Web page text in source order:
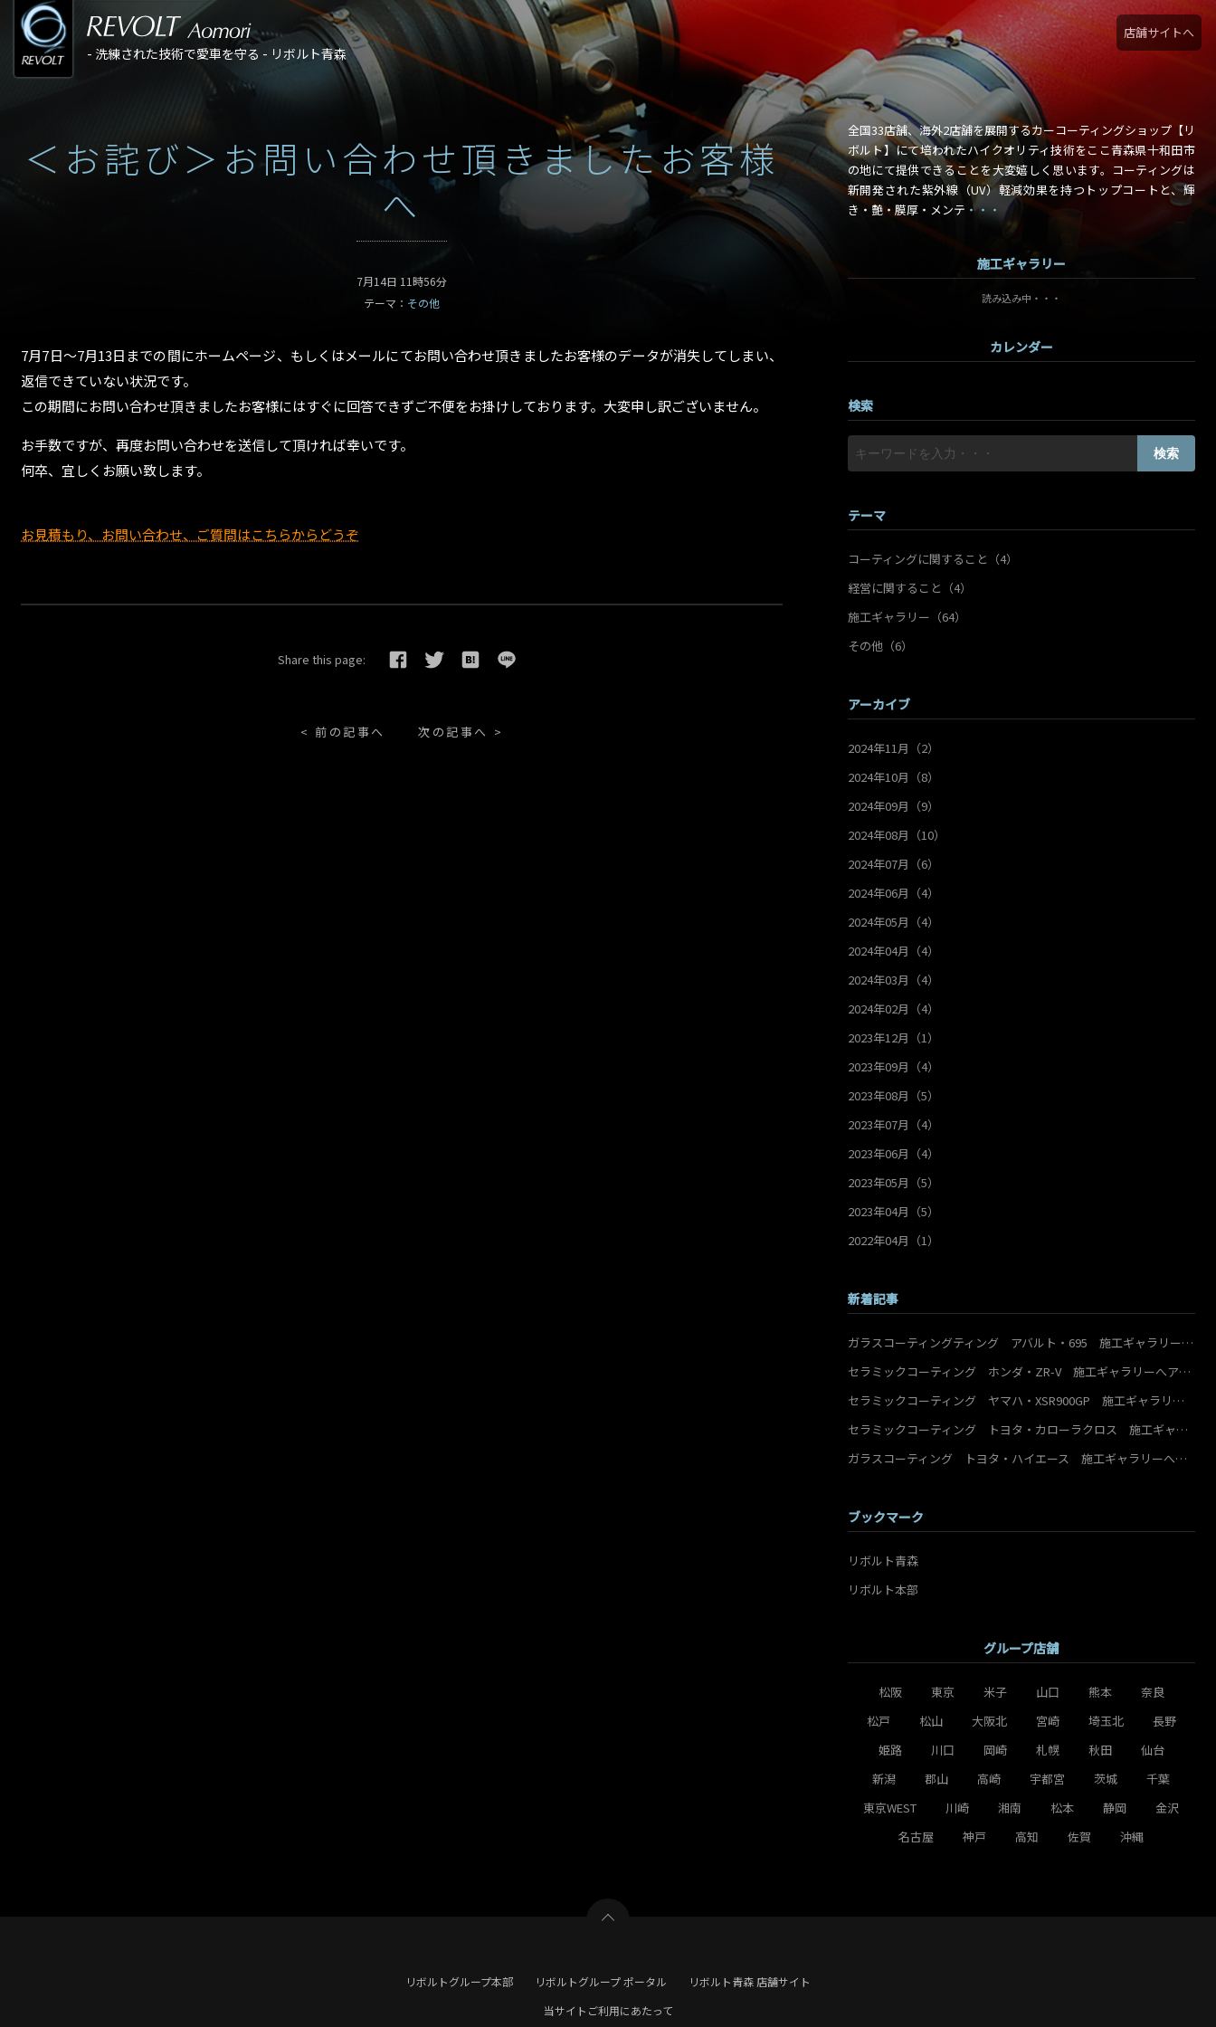
- 洗練された技術で愛車を守る - リボルト青森
＜お詫び＞お問い合わせ頂きましたお客様
へ
7月14日 11時56分
テーマ： その他
7月7日～7月13日までの間にホームページ、もしくはメールにてお問い合わせ頂きましたお客様のデータが消失してしまい、
返信できていない状況です。
この期間にお問い合わせ頂きましたお客様にはすぐに回答できずご不便をお掛けしております。大変申し訳ございません。
お手数ですが、再度お問い合わせを送信して頂ければ幸いです。
何卒、宜しくお願い致します。
お見積もり、お問い合わせ、ご質問はこちらからどうぞ
Share this page:
< 前の記事へ 次の記事へ >
店舗サイトへ
全国33店舗、海外2店舗を展開するカーコーティングショップ【リ
ボルト】にて培われたハイクオリティ技術をここ青森県十和田市
の地にて提供できることを大変嬉しく思います。コーティングは
新開発された紫外線（UV）軽減効果を持つトップコートと、輝
き・艶・膜厚・メンテ ・・・
施工ギャラリー
読み込み中・・・
カレンダー
検索
検索
テーマ
コーティングに関すること（4）
経営に関すること（4）
施工ギャラリー（64）
その他（6）
アーカイブ
2024年11月（2）
2024年10月（8）
2024年09月（9）
2024年08月（10）
2024年07月（6）
2024年06月（4）
2024年05月（4）
2024年04月（4）
2024年03月（4）
2024年02月（4）
2023年12月（1）
2023年09月（4）
2023年08月（5）
2023年07月（4）
2023年06月（4）
2023年05月（5）
2023年04月（5）
2022年04月（1）
新着記事
ガラスコーティングティング アバルト・695 施工ギャラリーへアップ致しました！
セラミックコーティング ホンダ・ZR-V 施工ギャラリーへアップ致しました！
セラミックコーティング ヤマハ・XSR900GP 施工ギャラリーへアップ致しました！
セラミックコーティング トヨタ・カローラクロス 施工ギャラリーへアップ致しました！
ガラスコーティング トヨタ・ハイエース 施工ギャラリーへアップ致しました！
ブックマーク
リボルト青森
リボルト本部
グループ店舗
松阪 東京 米子 山口 熊本
奈良
松戸
松山 大阪北 宮崎 埼玉北
長野
姫路
川口 岡崎 札幌 秋田
仙台
新潟
郡山 高崎 宇都宮 茨城
千葉
東京WEST
川崎 湘南 松本 静岡
金沢
名古屋
神戸 高知 佐賀 沖縄
リボルトグループ本部 リボルトグループ ポータル
リボルト青森 店舗サイト
当サイトご利用にあたって